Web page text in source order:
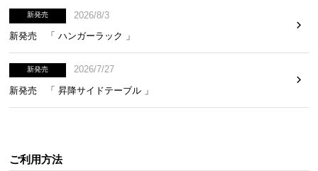
商品サイズ
新発売
2026/8/3
新発売 「 ハンガーラック 」
新発売
2026/7/27
新発売 「 昇降サイドテーブル 」
ご利用方法